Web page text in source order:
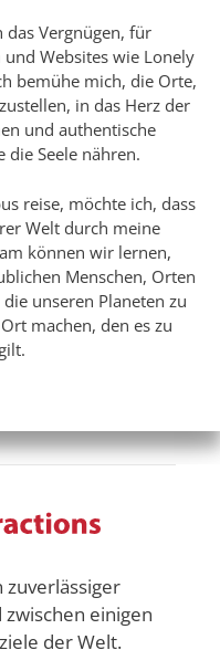
das Vergnügen, für
Websites wie Lonely
bemühe mich, die Orte,
in das Herz der
und authentische
die Seele nähren.
reise, möchte ich, dass
Welt durch meine
können wir lernen,
Menschen, Orten
unseren Planeten zu
machen, den es zu
zuverlässiger
einigen
der Welt.